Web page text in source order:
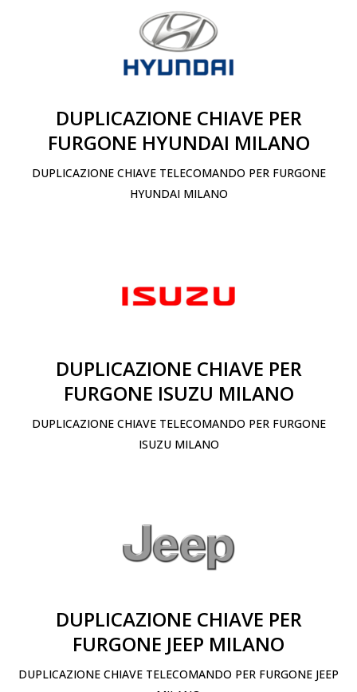
DUPLICAZIONE CHIAVE PER
FURGONE HYUNDAI MILANO
DUPLICAZIONE CHIAVE TELECOMANDO PER FURGONE
HYUNDAI MILANO
DUPLICAZIONE CHIAVE PER
FURGONE ISUZU MILANO
DUPLICAZIONE CHIAVE TELECOMANDO PER FURGONE
ISUZU MILANO
DUPLICAZIONE CHIAVE PER
FURGONE JEEP MILANO
DUPLICAZIONE CHIAVE TELECOMANDO PER FURGONE JEEP